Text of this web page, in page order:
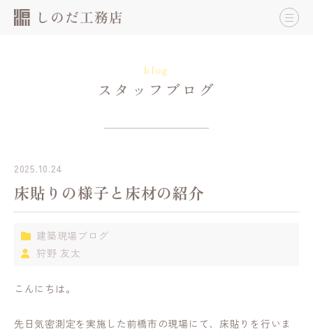
blog
スタッフブログ
2025.10.24
床貼りの様子と床材の紹介
建築現場ブログ
狩野 友太
こんにちは。
先日気密測定を実施した前橋市の現場にて、床貼りを行いま